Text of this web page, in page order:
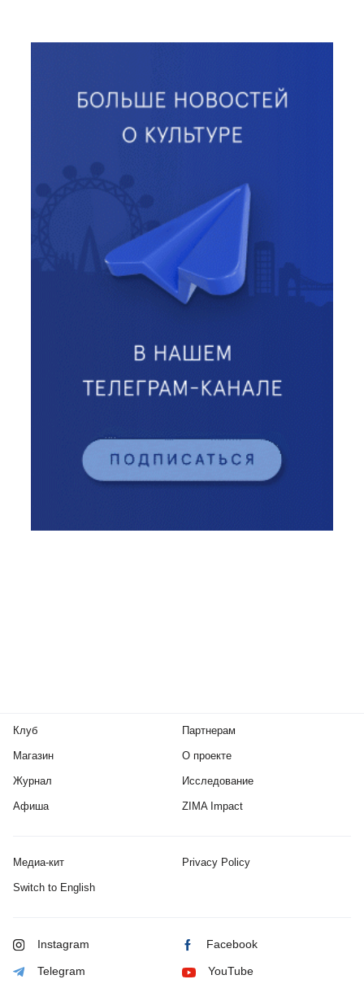
Клуб
Магазин
Журнал
Афиша
Партнерам
О проекте
Исследование
ZIMA Impact
Медиа-кит Privacy Policy
Switch to English
Instagram Facebook
Telegram YouTube